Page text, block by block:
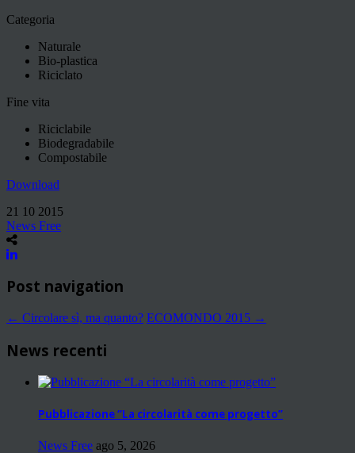
Categoria
Naturale
Bio-plastica
Riciclato
Fine vita
Riciclabile
Biodegradabile
Compostabile
Download
21 10 2015
News Free
Post navigation
← Circolare sì, ma quanto? ECOMONDO 2015 →
News recenti
Pubblicazione “La circolarità come progetto”
News Free ago 5, 2026